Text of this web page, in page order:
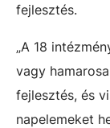
fejlesztés.
„A 18
vagy
fejlesztés, és
napelemeket